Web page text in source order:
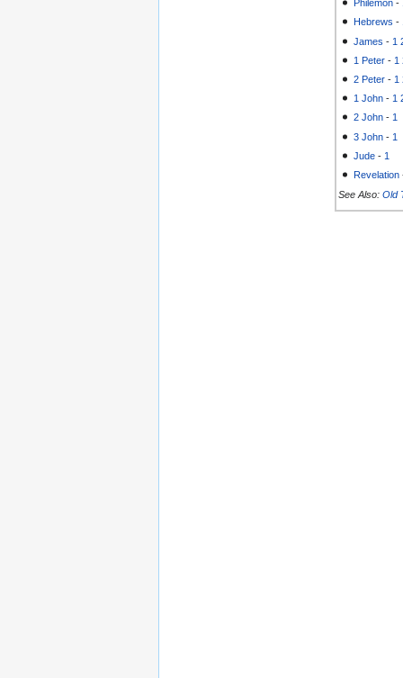
Philemon -
Hebrews -
James - 1
1 Peter - 1
2 Peter - 1
1 John - 1
2 John -1
3 John - 1
Jude - 1
Revelation
See Also: Old